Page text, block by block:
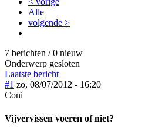
Alle
volgende >
7 berichten / 0 nieuw
Onderwerp gesloten
Laatste bericht
#1 zo, 08/07/2012 - 16:20
Coni
Vijvervissen voeren of niet?